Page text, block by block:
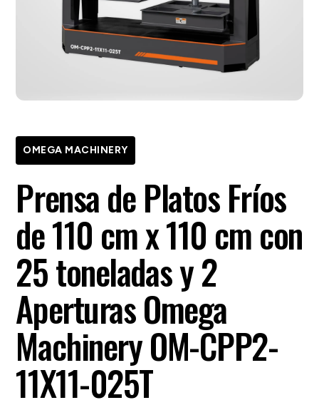
OMEGA MACHINERY
Prensa de Platos Fríos
de 110 cm x 110 cm con
25 toneladas y 2
Aperturas Omega
Machinery OM-CPP2-
11X11-025T